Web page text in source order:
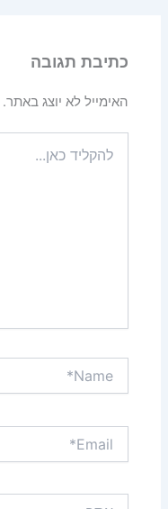
כתיבת תגובה
האימייל לא יוצג באתר.
כאן...